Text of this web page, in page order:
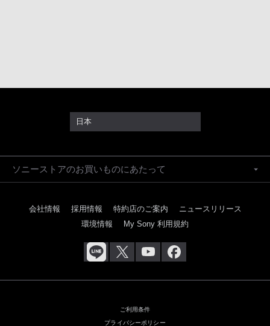
日本
ソニーストアのお買いものにあたって
会社情報 採用情報 特約店のご案内
ニュースリリース
環境情報
My Sony 利用規約
ご利用条件
プライバシーポリシー